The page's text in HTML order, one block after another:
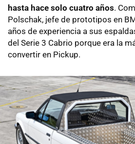
hasta hace solo cuatro años.
Polschak, jefe de prototipos en
años de experiencia a sus
del Serie 3 Cabrio porque era la
convertir en Pickup.